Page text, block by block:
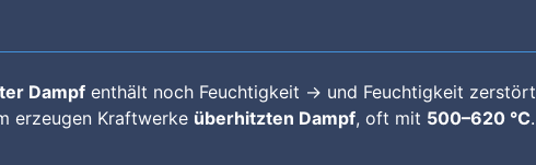
Dampf enthält noch Feuchtigkeit → und Feuchtigkeit zerstört
erzeugen Kraftwerke überhitzten Dampf, oft mit 500–620 °C.